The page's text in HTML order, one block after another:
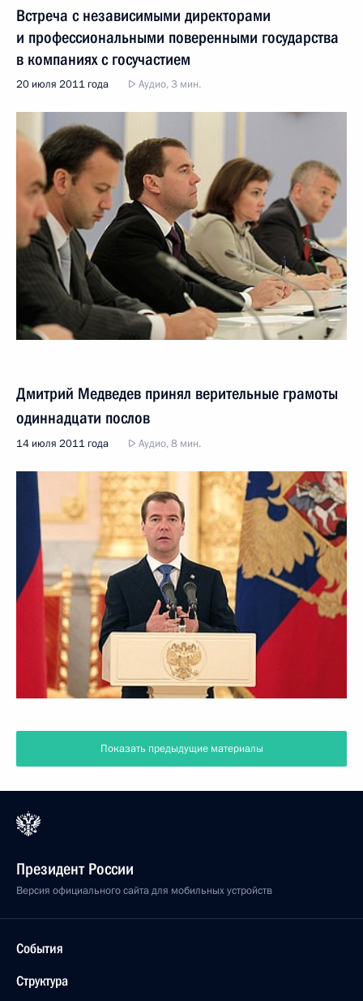
Встреча с независимыми директорами
и профессиональными поверенными государства
в компаниях с госучастием
20 июля 2011 года Аудио, 3 мин.
Дмитрий Медведев принял верительные грамоты
одиннадцати послов
14 июля 2011 года Аудио, 8 мин.
Показать предыдущие материалы
Президент России
Версия официального сайта для мобильных устройств
События
Структура